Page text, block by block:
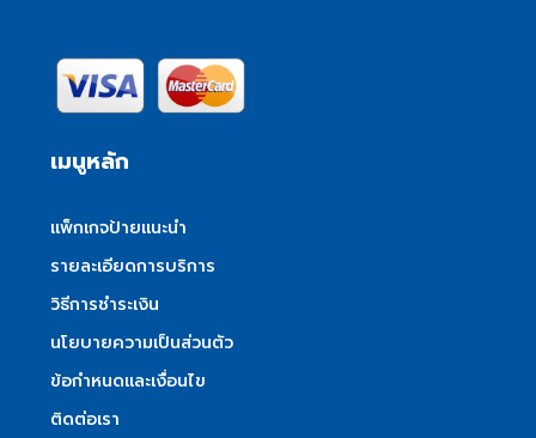
เมนูหลัก
แพ็กเกจป้ายแนะนำ
รายละเอียดการบริการ
วิธีการชำระเงิน
นโยบายความเป็นส่วนตัว
ข้อกำหนดและเงื่อนไข
ติดต่อเรา